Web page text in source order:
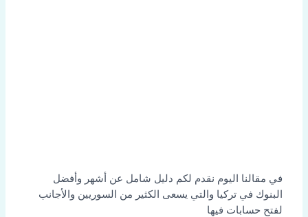
في مقالنا اليوم نقدم لكم دليل شامل عن أشهر وأفضل
البنوك في تركيا والتي يسعى الكثير من السوريين والأجانب
لفتح حسابات فيها